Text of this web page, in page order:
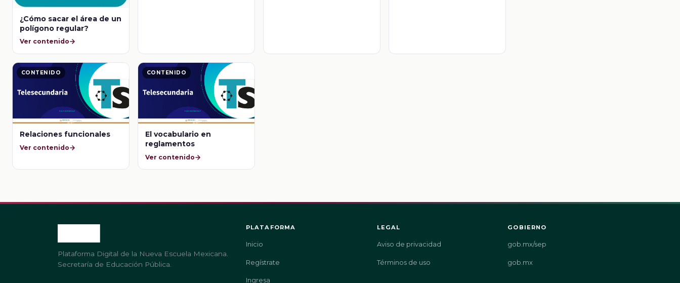
¿Cómo sacar el área de un
polígono regular?
Ver contenido
CONTENIDO
Relaciones funcionales
Ver contenido
CONTENIDO
El vocabulario en
reglamentos
Ver contenido
Plataforma Digital de la Nueva Escuela Mexicana.
Secretaría de Educación Pública.
PLATAFORMA
Inicio
Regístrate
Ingresa
LEGAL
Aviso de privacidad
Términos de uso
GOBIERNO
gob.mx/sep
gob.mx